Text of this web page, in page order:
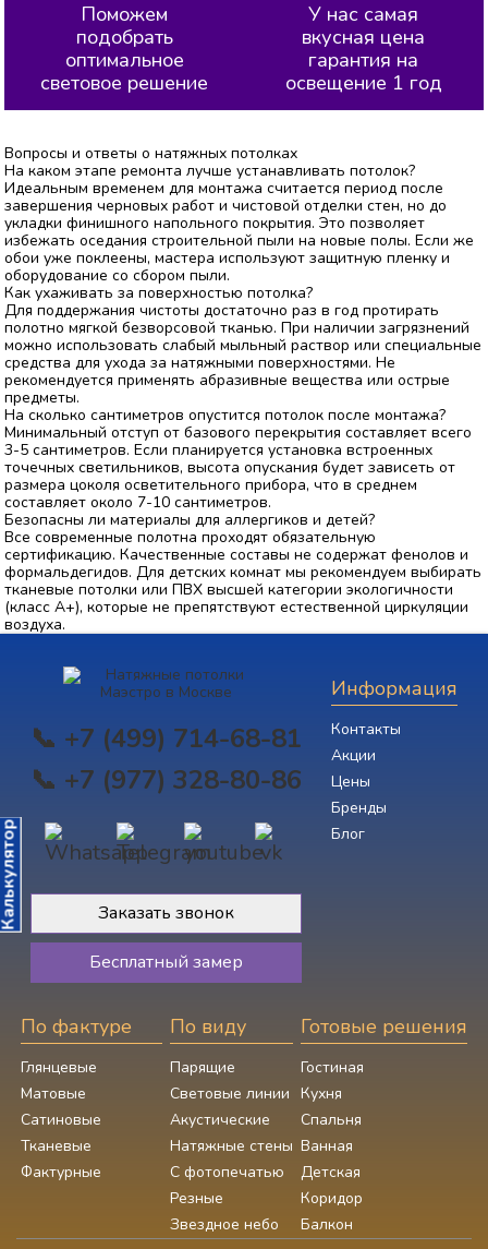
Поможем
подобрать
оптимальное
световое решение
У нас самая
вкусная цена
гарантия на
освещение 1 год
Вопросы и ответы о натяжных потолках
На каком этапе ремонта лучше устанавливать потолок?
Идеальным временем для монтажа считается период после
завершения черновых работ и чистовой отделки стен, но до
укладки финишного напольного покрытия. Это позволяет
избежать оседания строительной пыли на новые полы. Если же
обои уже поклеены, мастера используют защитную пленку и
оборудование со сбором пыли.
Как ухаживать за поверхностью потолка?
Для поддержания чистоты достаточно раз в год протирать
полотно мягкой безворсовой тканью. При наличии загрязнений
можно использовать слабый мыльный раствор или специальные
средства для ухода за натяжными поверхностями. Не
рекомендуется применять абразивные вещества или острые
предметы.
На сколько сантиметров опустится потолок после монтажа?
Минимальный отступ от базового перекрытия составляет всего
3-5 сантиметров. Если планируется установка встроенных
точечных светильников, высота опускания будет зависеть от
размера цоколя осветительного прибора, что в среднем
составляет около 7-10 сантиметров.
Безопасны ли материалы для аллергиков и детей?
Все современные полотна проходят обязательную
сертификацию. Качественные составы не содержат фенолов и
формальдегидов. Для детских комнат мы рекомендуем выбирать
тканевые потолки или ПВХ высшей категории экологичности
(класс А+), которые не препятствуют естественной циркуляции
воздуха.
📞 +7 (499) 714-68-81
📞 +7 (977) 328-80-86
Заказать звонок
Бесплатный замер
Информация
Контакты
Акции
Цены
Бренды
Блог
По фактуре
Глянцевые
Матовые
Сатиновые
Тканевые
Фактурные
По виду
Парящие
Световые линии
Акустические
Натяжные стены
С фотопечатью
Резные
Звездное небо
Готовые решения
Гостиная
Кухня
Спальня
Ванная
Детская
Коридор
Балкон